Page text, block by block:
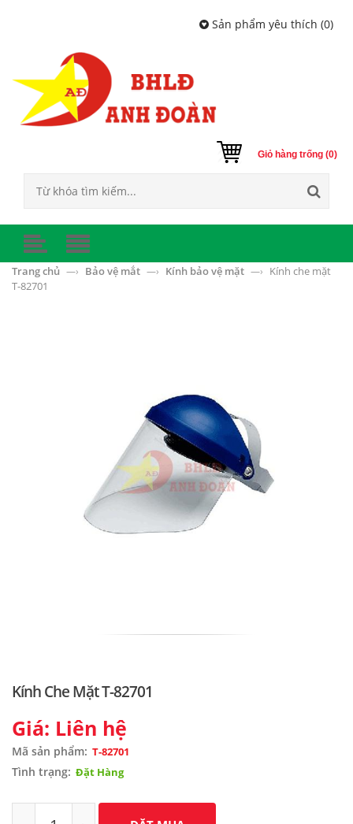
Sản phẩm yêu thích (0)
Giỏ hàng trống (0)
Trang chủ —› Bảo vệ mắt —› Kính bảo vệ mặt —› Kính che mặt
T-82701
Kính Che Mặt T-82701
Giá: Liên hệ
Mã sản phẩm: T-82701
Tình trạng: Đặt Hàng